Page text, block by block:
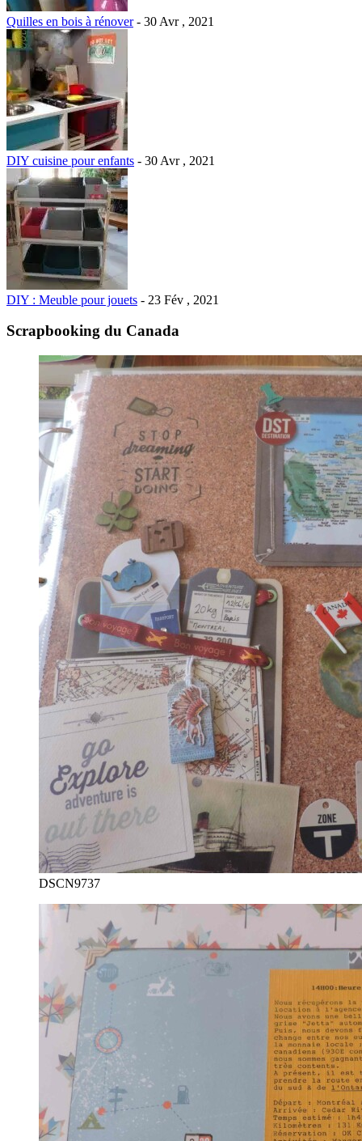
Quilles en bois à rénover - 30 Avr , 2021
DIY cuisine pour enfants - 30 Avr , 2021
DIY : Meuble pour jouets - 23 Fév , 2021
Scrapbooking du Canada
DSCN9737